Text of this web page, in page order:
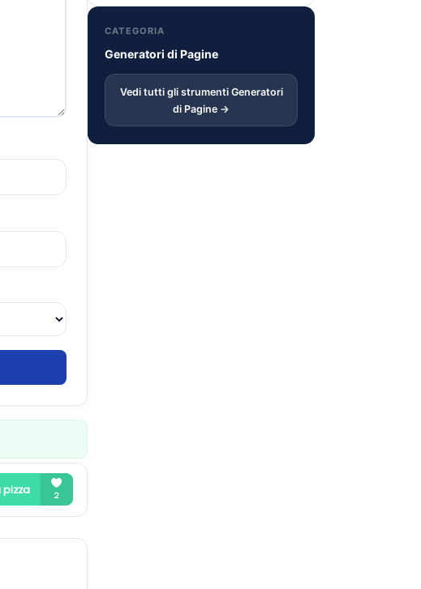
CATEGORIA
Generatori di Pagine
Vedi tutti gli strumenti Generatori
di Pagine →